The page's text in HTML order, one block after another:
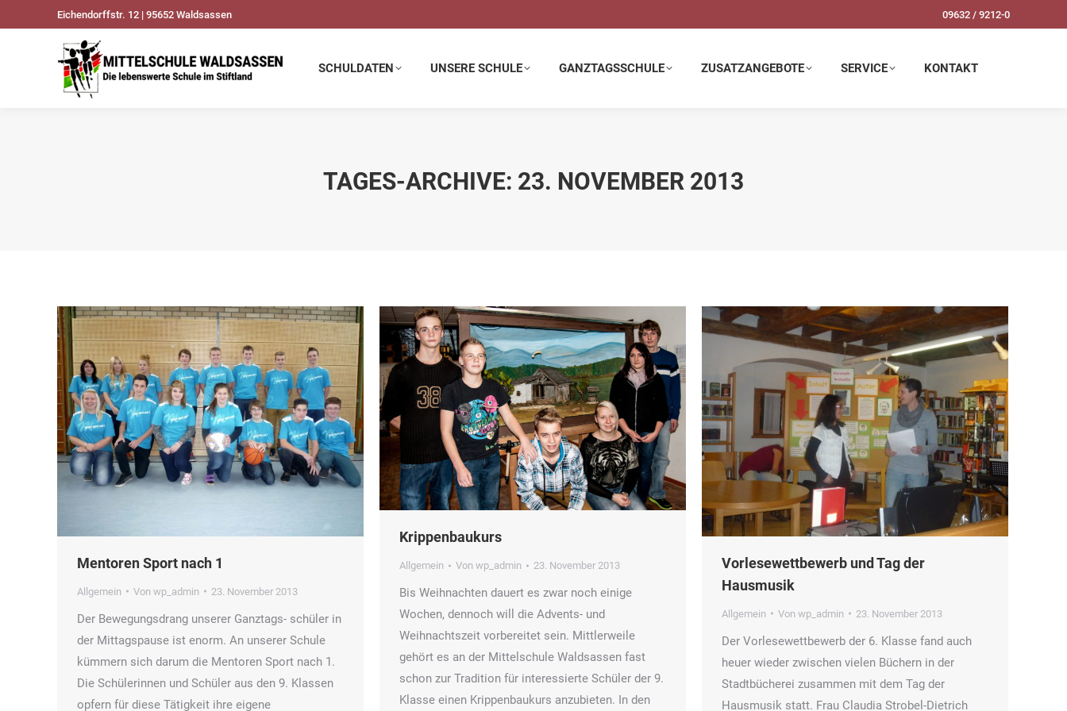
Eichendorffstr. 12 | 95652 Waldsassen 09632 / 9212-0
SCHULDATEN UNSERE SCHULE GANZTAGSSCHULE ZUSATZANGEBOTE SERVICE KONTAKT
TAGES-ARCHIVE: 23. NOVEMBER 2013
Mentoren Sport nach 1
Allgemein Von wp_admin 23. November 2013
Der Bewegungsdrang unserer Ganztags- schüler in
der Mittagspause ist enorm. An unserer Schule
kümmern sich darum die Mentoren Sport nach 1.
Die Schülerinnen und Schüler aus den 9. Klassen
opfern für diese Tätigkeit ihre eigene
Krippenbaukurs
Allgemein Von wp_admin 23. November 2013
Bis Weihnachten dauert es zwar noch einige
Wochen, dennoch will die Advents- und
Weihnachtszeit vorbereitet sein. Mittlerweile
gehört es an der Mittelschule Waldsassen fast
schon zur Tradition für interessierte Schüler der 9.
Klasse einen Krippenbaukurs anzubieten. In den
Vorlesewettbewerb und Tag der
Hausmusik
Allgemein Von wp_admin 23. November 2013
Der Vorlesewettbewerb der 6. Klasse fand auch
heuer wieder zwischen vielen Büchern in der
Stadtbücherei zusammen mit dem Tag der
Hausmusik statt. Frau Claudia Strobel-Dietrich